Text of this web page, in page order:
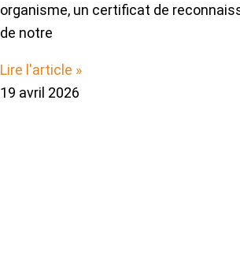
organisme, un certificat de
de notre
Lire l'article »
19 avril 2026